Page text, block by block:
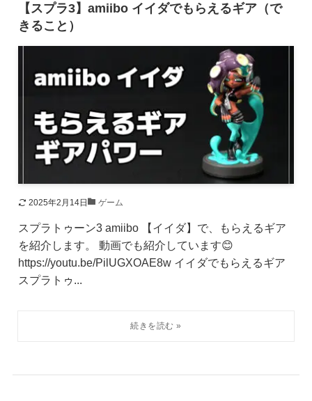
【スプラ3】amiibo イイダでもらえるギア（で
きること）
2025年2月14日 ゲーム
スプラトゥーン3 amiibo 【イイダ】で、もらえるギア
を紹介します。 動画でも紹介しています😊
https://youtu.be/PilUGXOAE8w イイダでもらえるギア
スプラトゥ...